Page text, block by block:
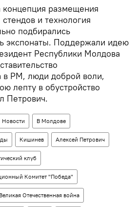
концепция размещения
и технология
подбирались
экспонаты. Поддержали идею
Республики Молдова
в РМ, люди доброй воли,
лепту в обустройство
Петрович.
Новости В Молдове
Кишинев Алексей Петрович
клуб
Комитет "Победа"
Великая Отечественная война